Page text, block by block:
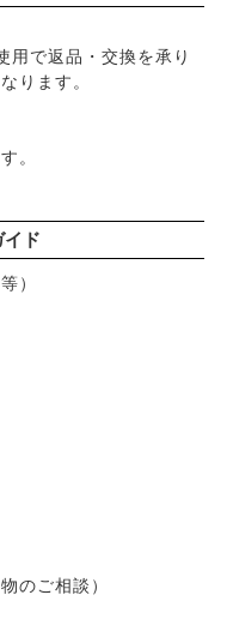
用で返品・交換を承り
ります。
。
イド
）
のご相談）